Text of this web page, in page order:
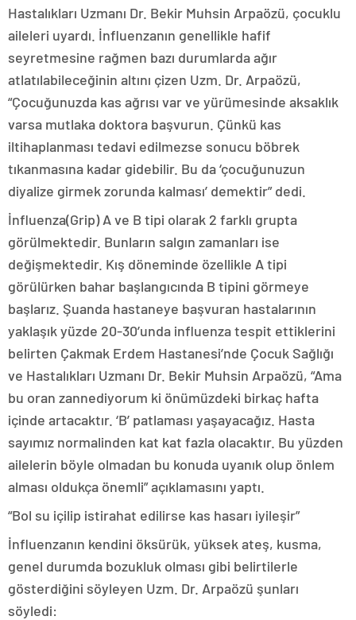
Hastalıkları Uzmanı Dr. Bekir Muhsin Arpaözü, çocuklu
aileleri uyardı. İnfluenzanın genellikle hafif
seyretmesine rağmen bazı durumlarda ağır
atlatılabileceğinin altını çizen Uzm. Dr. Arpaözü,
“Çocuğunuzda kas ağrısı var ve yürümesinde aksaklık
varsa mutlaka doktora başvurun. Çünkü kas
iltihaplanması tedavi edilmezse sonucu böbrek
tıkanmasına kadar gidebilir. Bu da ‘çocuğunuzun
diyalize girmek zorunda kalması’ demektir” dedi.
İnfluenza(Grip) A ve B tipi olarak 2 farklı grupta
görülmektedir. Bunların salgın zamanları ise
değişmektedir. Kış döneminde özellikle A tipi
görülürken bahar başlangıcında B tipini görmeye
başlarız. Şuanda hastaneye başvuran hastalarının
yaklaşık yüzde 20-30’unda influenza tespit ettiklerini
belirten Çakmak Erdem Hastanesi’nde Çocuk Sağlığı
ve Hastalıkları Uzmanı Dr. Bekir Muhsin Arpaözü, “Ama
bu oran zannediyorum ki önümüzdeki birkaç hafta
içinde artacaktır. ‘B’ patlaması yaşayacağız. Hasta
sayımız normalinden kat kat fazla olacaktır. Bu yüzden
ailelerin böyle olmadan bu konuda uyanık olup önlem
alması oldukça önemli” açıklamasını yaptı.
“Bol su içilip istirahat edilirse kas hasarı iyileşir”
İnfluenzanın kendini öksürük, yüksek ateş, kusma,
genel durumda bozukluk olması gibi belirtilerle
gösterdiğini söyleyen Uzm. Dr. Arpaözü şunları
söyledi: